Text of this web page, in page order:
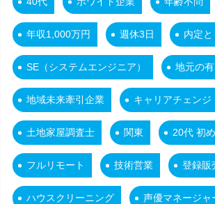
年収1,000万円 週休3日 内定
SE（システムエンジニア） 地元の
地域未来牽引企業 キャリアチェンジ
土地家屋調査士 関東 20代 初
フルリモート 技術営業 登録販
ハウスクリーニング 声優マネージャ